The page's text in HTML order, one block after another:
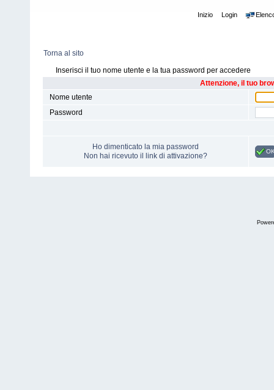
Torna al sito
Inizio Login
Inserisci il tuo nome utente e la tua password per accedere
Attenzione, il tuo
Nome utente
Password
Ho dimenticato la mia password
Non hai ricevuto il link di attivazione?